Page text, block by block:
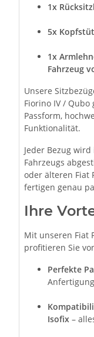
1x
5x
1x
Fahrzeug
Unsere
Fiorino IV /
Passform,
Funktionalität.
Jeder Bezug
Fahrzeugs
oder älteren Fiat
fertigen genau
Ihre
Mit unseren Fiat
profitieren Sie
Perfekte
Anfertigung
Isofix –